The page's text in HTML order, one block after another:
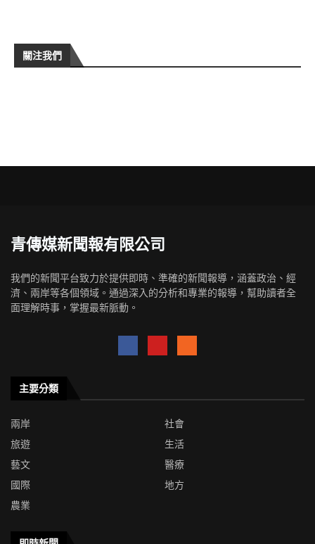
關注我們
青傳媒新聞報有限公司
我們的新聞平台致力於提供即時、準確的新聞報導，涵蓋政治、經
濟、兩岸等各個領域。通過深入的分析和專業的報導，幫助讀者全
面理解時事，掌握最新脈動。
主要分類
兩岸
社會
旅遊
生活
藝文
醫療
國際
地方
農業